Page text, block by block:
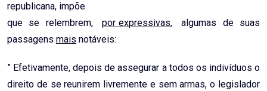
republicana, impõe
que se relembrem, por expressivas, algumas de suas
passagens mais notáveis:
” Efetivamente, depois de assegurar a todos os indivíduos o
direito de se reunirem livremente e sem armas, o legislador